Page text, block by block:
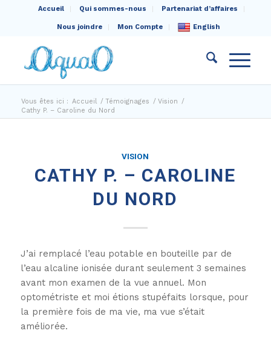
Accueil Qui sommes-nous Partenariat d’affaires
Nous joindre Mon Compte English
Vous êtes ici : Accueil / Témoignages / Vision /
Cathy P. – Caroline du Nord
VISION
CATHY P. – CAROLINE
DU NORD
J’ai remplacé l’eau potable en bouteille par de
l’eau alcaline ionisée durant seulement 3 semaines
avant mon examen de la vue annuel. Mon
optométriste et moi étions stupéfaits lorsque, pour
la première fois de ma vie, ma vue s’était
améliorée.